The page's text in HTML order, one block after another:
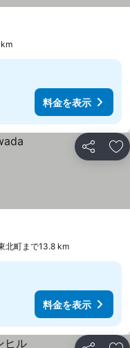
料金を表示
シェア お
北町まで13.8 km
料金を表示